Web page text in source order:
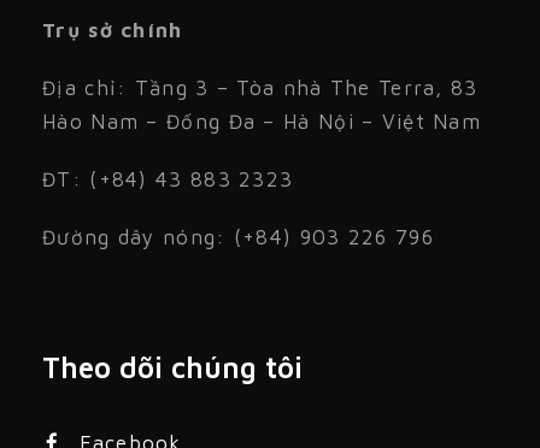
Trụ sở chính
Địa chỉ: Tầng 3 – Tòa nhà The Terra, 83
Hào Nam – Đống Đa – Hà Nội – Việt Nam
ĐT: (+84) 43 883 2323
Đường dây nóng: (+84) 903 226 796
Theo dõi chúng tôi